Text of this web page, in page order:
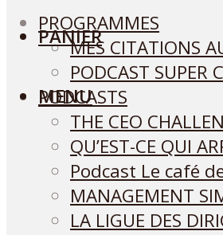
PANIER
MENU
PROGRAMMES
MES CITATIONS
PODCAST SUPER
PODCASTS
THE CEO
QU’EST-CE QUI
Podcast Le café
MANAGEMENT
LA LIGUE DES